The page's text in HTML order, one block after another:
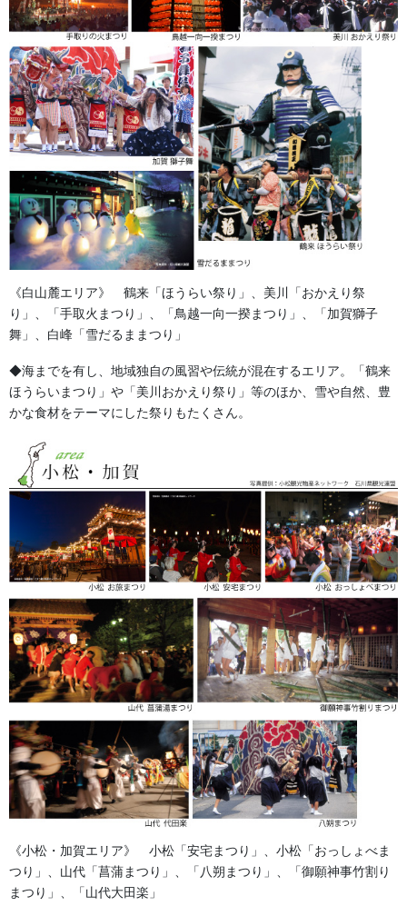
薄手の柔らかい木綿生地です。光沢があり高級感ある風合いがで
ます。
半纏や旗、暖簾、幕などにとても多く使用されている生地です。
【カツラギ】
柔らかく肌触りがいい素材。厚くて丈夫な綾織の木綿生地です。
神社奉納の大きなのぼり旗や暖簾、幕などに多く使用されていま
す。
【スラブ】
紬（所々に太糸が入る）織りの木綿生地です。
神社などの大きなのぼり旗や日除け幕などに多く使用されていま
す。
消防半纏などにも使用されています。
【帆布（はんぷ）】
とても丈夫な木綿生地です。とても厚さがあり硬い素材です。
屋外に強く、大型ののぼり旗や日除け幕などに多く使用されてい
【綿麻（めんあさ）】
夏用の生地として需要があります。とても麻が入っているため硬
く風通しが良い素材です。
夏用の半被・半纏や日よけ幕にもよく使用されている素材
金沢・祭りの森佐
お祭り衣装・お祭り用品のご相談は金沢・森佐へお気軽にお問
い合わせください。
伝統行事、お祭りで地域に笑顔を！！
《白山麓エリア》 鶴来「ほうらい祭り」、美川「おかえり祭
り」、「手取火まつり」、「鳥越一向一揆まつり」、「加賀獅子
舞」、白峰「雪だるままつり」
◆海までを有し、地域独自の風習や伝統が混在するエリア。「鶴来
ほうらいまつり」や「美川おかえり祭り」等のほか、雪や自然、豊
かな食材をテーマにした祭りもたくさん。
《小松・加賀エリア》 小松「安宅まつり」、小松「おっしょべま
つり」、山代「菖蒲まつり」、「八朔まつり」、「御願神事竹割り
まつり」、「山代大田楽」